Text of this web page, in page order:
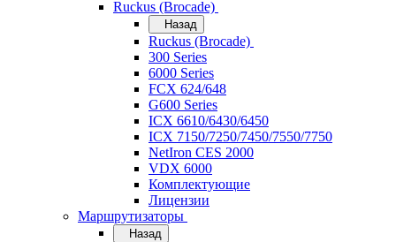
Ruckus (Brocade)
Назад
Ruckus (Brocade)
300 Series
6000 Series
FCX 624/648
G600 Series
ICX 6610/6430/6450
ICX 7150/7250/7450/7550/7750
NetIron CES 2000
VDX 6000
Комплектующие
Лицензии
Маршрутизаторы
Назад